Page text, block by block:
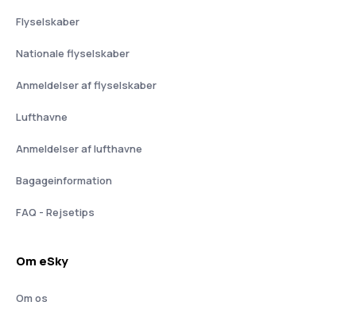
Flyselskaber
Nationale flyselskaber
Anmeldelser af flyselskaber
Lufthavne
Anmeldelser af lufthavne
Bagageinformation
FAQ - Rejsetips
Om eSky
Om os